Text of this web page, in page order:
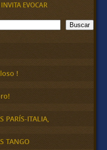
EVOCAR
Buscar
!
PARÍS-ITALIA,
TANGO